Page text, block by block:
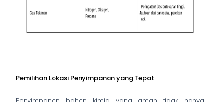
Pemilihan Lokasi Penyimpanan yang Tepat
Penyimpanan bahan kimia yang aman tidak hanya